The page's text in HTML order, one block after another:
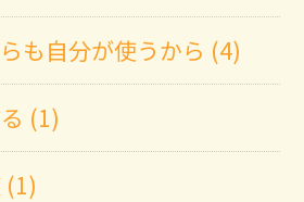
も自分が使うから (4)
(1)
(1)